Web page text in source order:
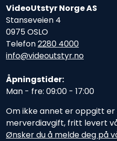
VideoUtstyr Norge AS
Stanseveien 4
0975 OSLO
Telefon2280 4000
info@videoutstyr.no
Åpningstider:
Man - fre: 09:00 - 17:00
Om ikke annet er oppgitt er
merverdiavgift, fritt levert
Ønsker du å melde deg på